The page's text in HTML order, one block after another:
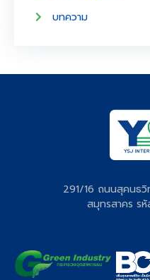
บทความ
291/16 ถนนสุคนธวิ
สมุทรสาคร ร